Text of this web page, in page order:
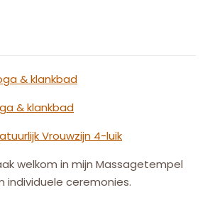
& klankbad
& klankbad
Vrouwzijn 4-luik
welkom in mijn Massagetempel
individuele ceremonies.